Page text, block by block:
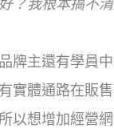
？我根本搞不
牌主還有學員
實體通路在販售
以想增加經營網